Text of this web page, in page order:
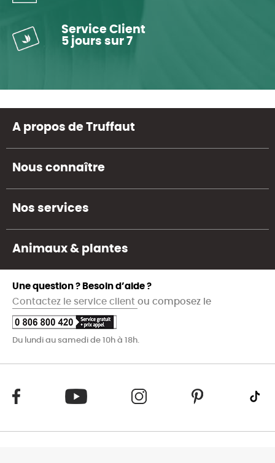
Service Client
5 jours sur 7
A propos de Truffaut
Nous connaître
Nos services
Animaux & plantes
Une question ? Besoin d’aide ?
Contactez le service client ou composez le
Du lundi au samedi de 10h à 18h.